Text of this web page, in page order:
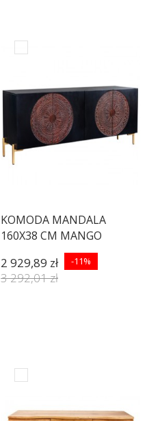
KOMODA MANDALA
160X38 CM MANGO
2 929,89 zł -11%
3 292,01 zł